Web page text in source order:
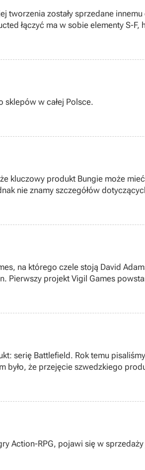
zostały sprzedane
łączyć ma w sobie elementy S-
sklepów w całej Polsce.
kluczowy produkt Bungie może
nie znamy szczegółów
na którego czele stoją David
projekt Vigil Games
serię Battlefield. Rok temu
że przejęcie szwedzkiego
Action-RPG, pojawi się w